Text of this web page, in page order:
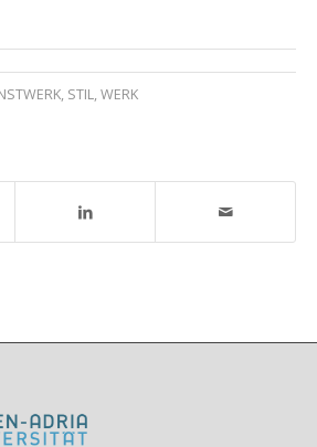
, STIL, WERK